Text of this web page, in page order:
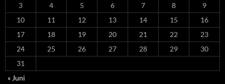
3
4 5 6 7 8
9
10
11 12 13 14 15
16
17
18 19 20 21 22
23
24
25 26 27 28 29
30
31
« Juni